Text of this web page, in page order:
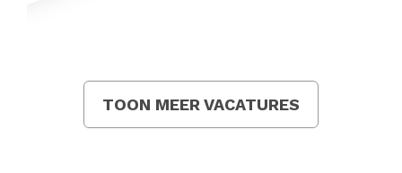
TOON MEER VACATURES